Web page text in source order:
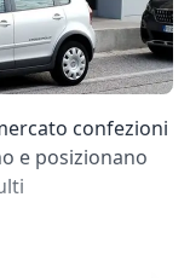
confezioni
e posizionano